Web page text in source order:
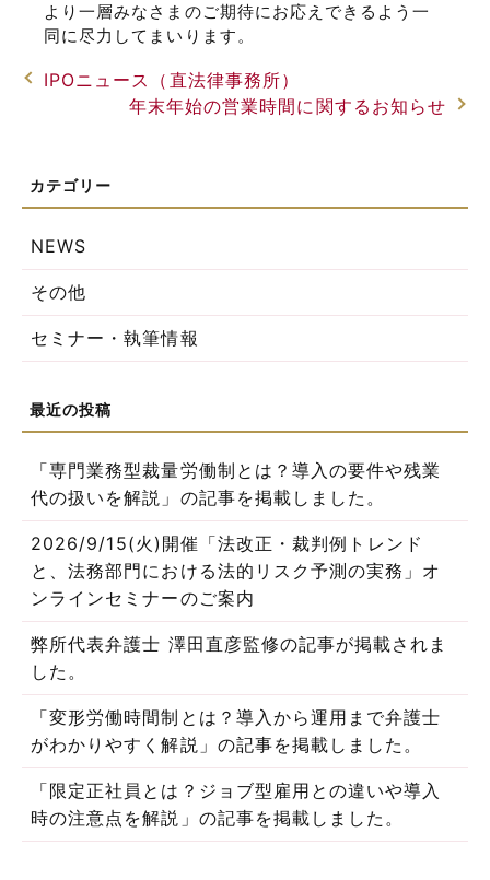
より一層みなさまのご期待にお応えできるよう一
同に尽力してまいります。
IPOニュース（直法律事務所）
年末年始の営業時間に関するお知らせ
NEWS
その他
セミナー・執筆情報
「専門業務型裁量労働制とは？導入の要件や残業
代の扱いを解説」の記事を掲載しました。
2026/9/15(火)開催「法改正・裁判例トレンド
と、法務部門における法的リスク予測の実務」オ
ンラインセミナーのご案内
弊所代表弁護士 澤田直彦監修の記事が掲載されま
した。
「変形労働時間制とは？導入から運用まで弁護士
がわかりやすく解説」の記事を掲載しました。
「限定正社員とは？ジョブ型雇用との違いや導入
時の注意点を解説」の記事を掲載しました。